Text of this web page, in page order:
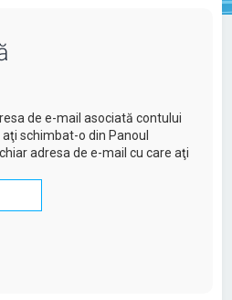
de e-mail asociată contului
schimbat-o din Panoul
adresa de e-mail cu care aţi